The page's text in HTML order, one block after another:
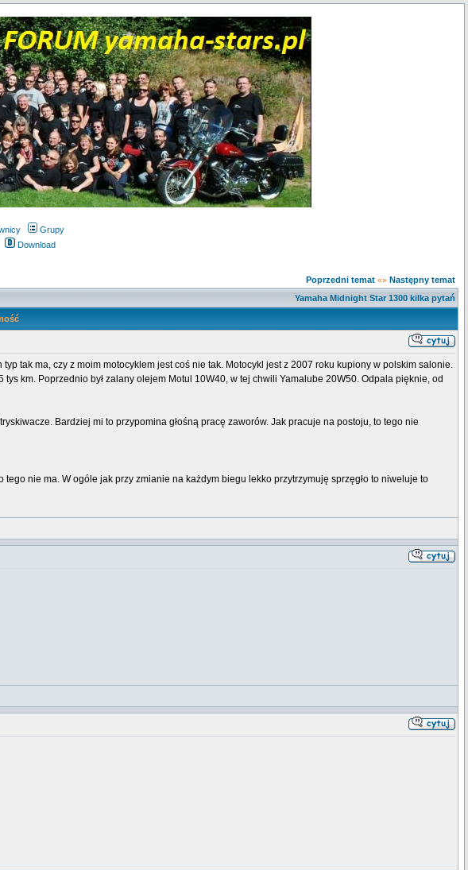
Grupy
Download
Poprzedni temat «» Następny temat
Yamaha Midnight Star 1300 kilka pytań
tak ma, czy z moim motocyklem jest coś nie tak. Motocykl jest z 2007 roku kupiony w polskim salonie.
km. Poprzednio był zalany olejem Motul 10W40, w tej chwili Yamalube 20W50. Odpala pięknie, od
Bardziej mi to przypomina głośną pracę zaworów. Jak pracuje na postoju, to tego nie
nie ma. W ogóle jak przy zmianie na każdym biegu lekko przytrzymuję sprzęgło to niweluje to